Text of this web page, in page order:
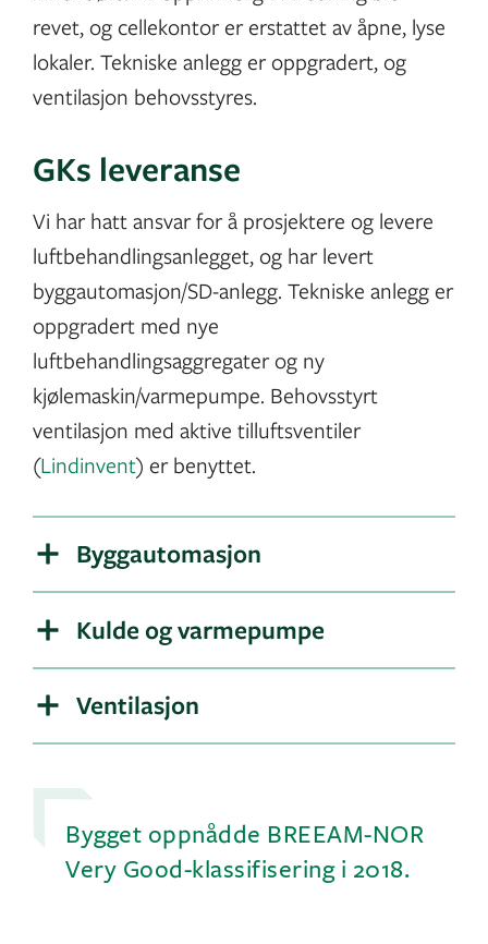
revet, og cellekontor er erstattet av åpne, lyse
lokaler. Tekniske anlegg er oppgradert, og
ventilasjon behovsstyres.
GKs leveranse
Vi har hatt ansvar for å prosjektere og levere
luftbehandlingsanlegget, og har levert
byggautomasjon/SD-anlegg. Tekniske anlegg er
oppgradert med nye
luftbehandlingsaggregater og ny
kjølemaskin/varmepumpe. Behovsstyrt
ventilasjon med aktive tilluftsventiler
(Lindinvent) er benyttet.
Byggautomasjon
Kulde og varmepumpe
Ventilasjon
Bygget oppnådde BREEAM-NOR
Very Good-klassifisering i 2018.